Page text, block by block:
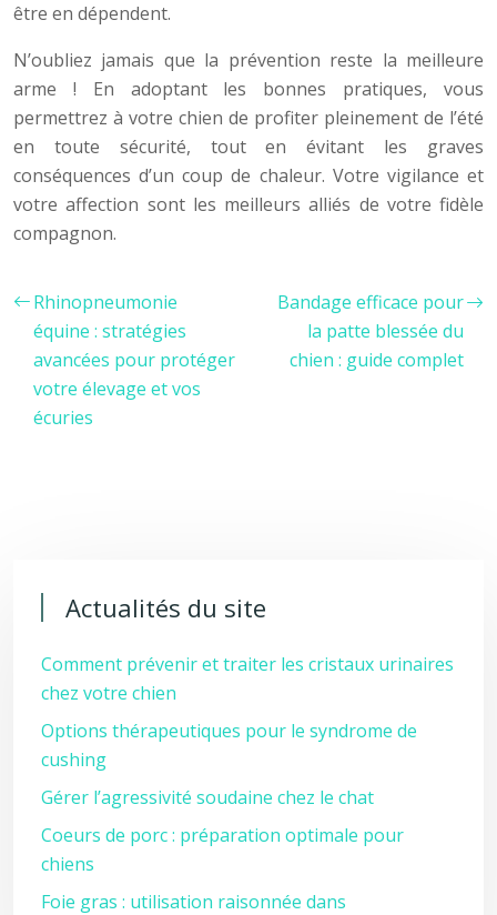
être en dépendent.
N’oubliez jamais que la prévention reste la meilleure
arme ! En adoptant les bonnes pratiques, vous
permettrez à votre chien de profiter pleinement de l’été
en toute sécurité, tout en évitant les graves
conséquences d’un coup de chaleur. Votre vigilance et
votre affection sont les meilleurs alliés de votre fidèle
compagnon.
Rhinopneumonie
équine : stratégies
avancées pour protéger
votre élevage et vos
écuries
Bandage efficace pour
la patte blessée du
chien : guide complet
Actualités du site
Comment prévenir et traiter les cristaux urinaires
chez votre chien
Options thérapeutiques pour le syndrome de
cushing
Gérer l’agressivité soudaine chez le chat
Coeurs de porc : préparation optimale pour
chiens
Foie gras : utilisation raisonnée dans